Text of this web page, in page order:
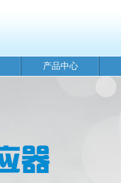
产品中心